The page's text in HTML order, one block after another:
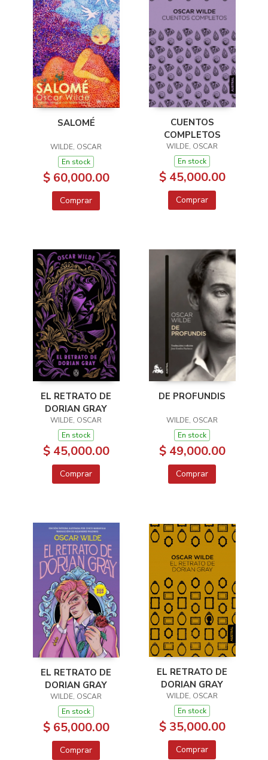
SALOMÉ
WILDE, OSCAR
En stock
$ 60,000.00
Comprar
CUENTOS
COMPLETOS
WILDE, OSCAR
En stock
$ 45,000.00
Comprar
EL RETRATO DE
DORIAN GRAY
WILDE, OSCAR
En stock
$ 45,000.00
Comprar
DE PROFUNDIS
WILDE, OSCAR
En stock
$ 49,000.00
Comprar
EL RETRATO DE
DORIAN GRAY
WILDE, OSCAR
En stock
$ 65,000.00
Comprar
EL RETRATO DE
DORIAN GRAY
WILDE, OSCAR
En stock
$ 35,000.00
Comprar